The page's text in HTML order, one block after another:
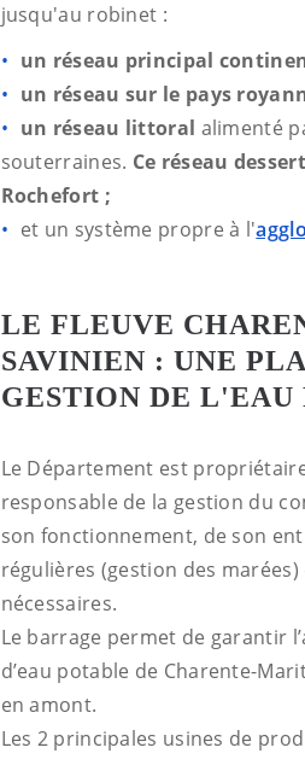
jusqu'au robinet :
un réseau principal
un réseau sur le pays
un réseau littoral alimenté
souterraines. Ce réseau
Rochefort ;
et un système propre à l'
LE FLEUVE
SAVINIEN : UNE
GESTION DE L'EAU
Le Département est
responsable de la gestion du
son fonctionnement, de son
régulières (gestion des
nécessaires.
Le barrage permet de garantir
d’eau potable de Charente-
en amont.
Les 2 principales usines de